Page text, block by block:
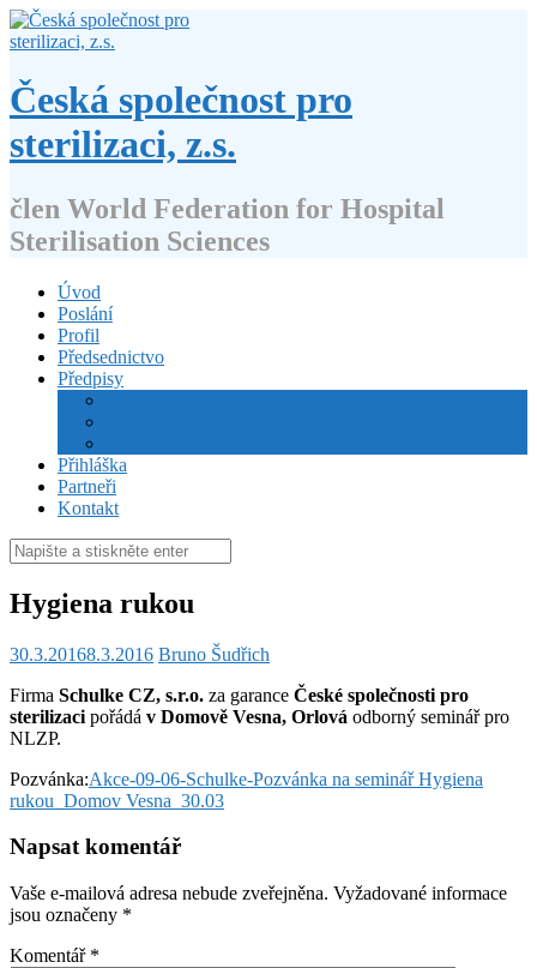
Přejít
k
webu
Česká společnost pro
sterilizaci, z.s.
člen World Federation for Hospital
Sterilisation Sciences
Úvod
Poslání
Profil
Předsednictvo
Předpisy
Přihláška
Partneři
Kontakt
Hledat:
Hygiena rukou
30.3.20168.3.2016 Bruno Šudřich
Firma Schulke CZ, s.r.o. za garance České společnosti pro
sterilizaci pořádá v Domově Vesna, Orlová odborný seminář pro
NLZP.
Pozvánka:Akce-09-06-Schulke-Pozvánka na seminář Hygiena
rukou_Domov Vesna_30.03
Napsat komentář
Vaše e-mailová adresa nebude zveřejněna. Vyžadované informace
jsou označeny *
Komentář *